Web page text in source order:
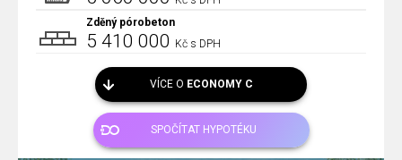
Zděný pórobeton
5 410 000 Kč s DPH
VÍCE O ECONOMY C
SPOČÍTAT HYPOTÉKU